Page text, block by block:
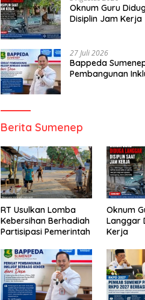
Oknum Guru
Disiplin Jam Kerja
27 Juli 2026
Bappeda
Pembangunan
Berita Sumenep
RT Usulkan Lomba
Kebersihan Berhadiah
Partisipasi Pemerintah
Oknum
Langgar
Kerja